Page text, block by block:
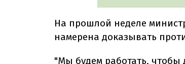
На прошлой неделе
намерена доказывать
"Мы будем работать, чтобы